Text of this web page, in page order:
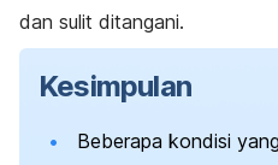
dan sulit ditangani.
Kesimpulan
Beberapa kondisi